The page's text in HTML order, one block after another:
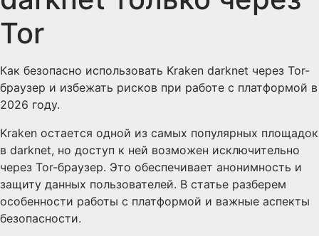
Tor
Как безопасно использовать Kraken darknet через Tor-
браузер и избежать рисков при работе с платформой в
2026 году.
Kraken остается одной из самых популярных площадок
в darknet, но доступ к ней возможен исключительно
через Tor-браузер. Это обеспечивает анонимность и
защиту данных пользователей. В статье разберем
особенности работы с платформой и важные аспекты
безопасности.